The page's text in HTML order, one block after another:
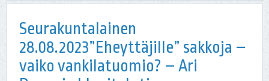
Seurakuntalainen
28.08.2023”Eheyttäjille” sakkoja –
vaiko vankilatuomio? – Ari